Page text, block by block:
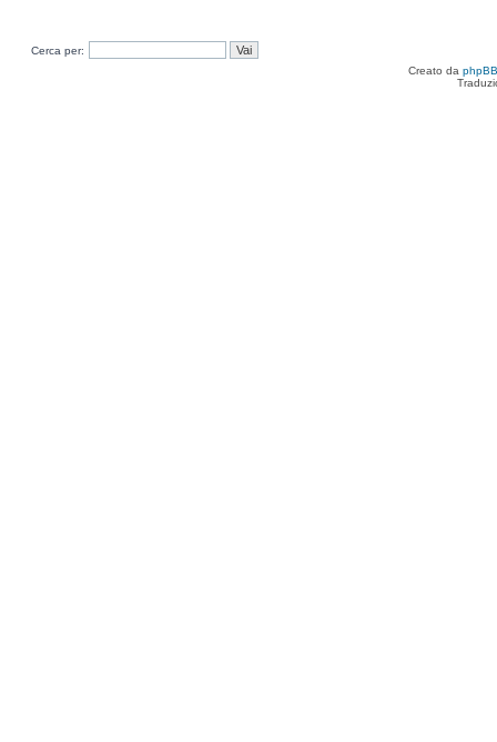
Cerca per:
Creato da phpBB